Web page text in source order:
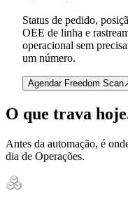
Status de pedido,
OEE de linha e
operacional sem
um número.
Agendar Freedom Scan
O que trava
Antes da automação, é
dia de Operações.